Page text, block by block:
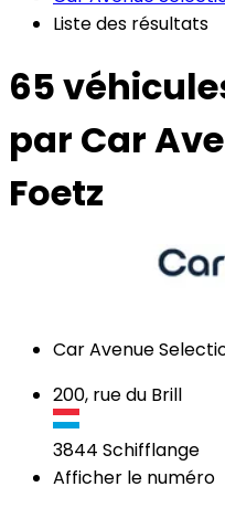
Liste des résultats
65
par Car
Foetz
Car Avenue
200, rue du Brill
3844 Schifflange
Afficher le numéro